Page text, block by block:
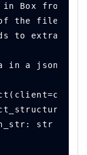
Box from a
the file to
to extract
in a json
str